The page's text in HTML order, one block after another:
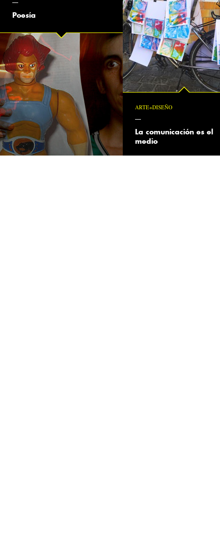
Poesía
ARTE+DISEÑO
La comunicación es el
medio